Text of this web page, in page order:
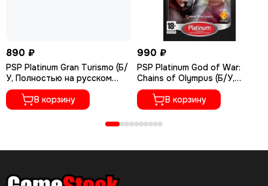
890 ₽
PSP Platinum Gran Turismo (Б/
У, Полностью на русском
языке, USES-01245)
В корзину
990 ₽
PSP Platinum God of War:
Chains of Olympus (Б/У,
Английская версия, UCES-
00842)В корзину